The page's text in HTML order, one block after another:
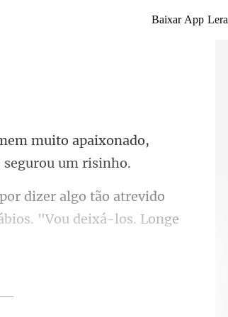
Baixar App Lera
em muito apaixonado,
lgo tão atrevido